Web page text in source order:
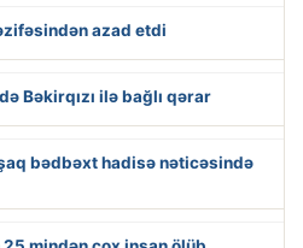
azad etdi
Bəkirqızı ilə bağlı qərar
bədbəxt hadisə nəticəsində